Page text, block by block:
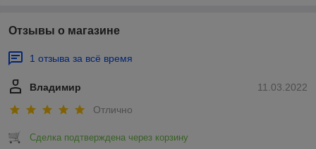
Отзывы о магазине
1 отзыва за всё время
11.03.2022
Владимир
Отлично
Сделка подтверждена через корзину